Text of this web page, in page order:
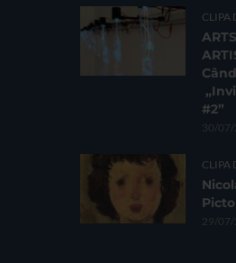
CLIPA
#2”
30/
CLIPA
29/